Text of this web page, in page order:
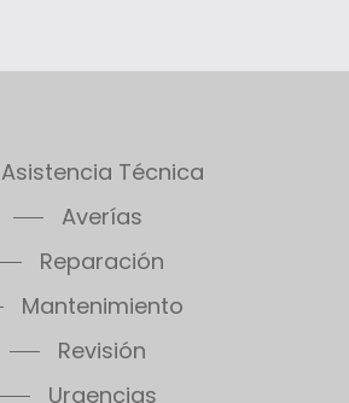
Asistencia Técnica
Averías
Reparación
Mantenimiento
Revisión
Urgencias